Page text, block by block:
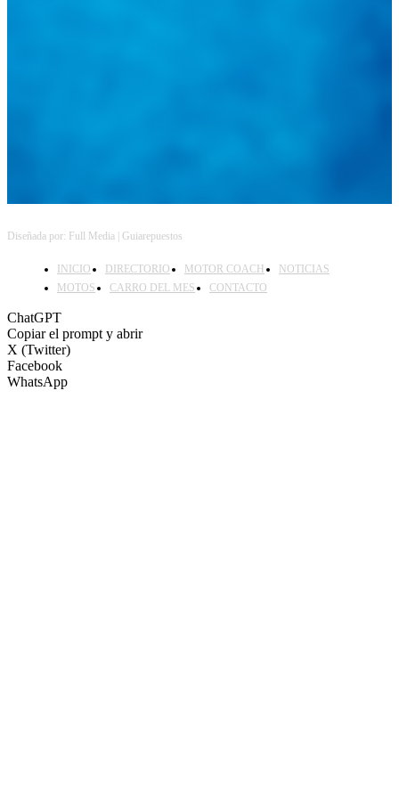
Diseñada por: Full Media | Guiarepuestos
INICIO DIRECTORIO MOTOR COACH
NOTICIAS
MOTOS
CARRO DEL MES CONTACTO
ChatGPT
Copiar el prompt y abrir
X (Twitter)
Facebook
WhatsApp